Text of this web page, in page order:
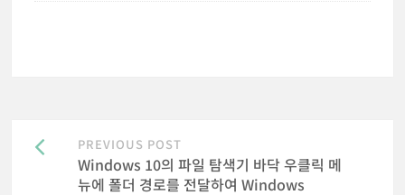
Post
navigation
PREVIOUS POST
Windows 10의 파일 탐색기 바닥 우클릭 메
뉴에 폴더 경로를 전달하여 Windows